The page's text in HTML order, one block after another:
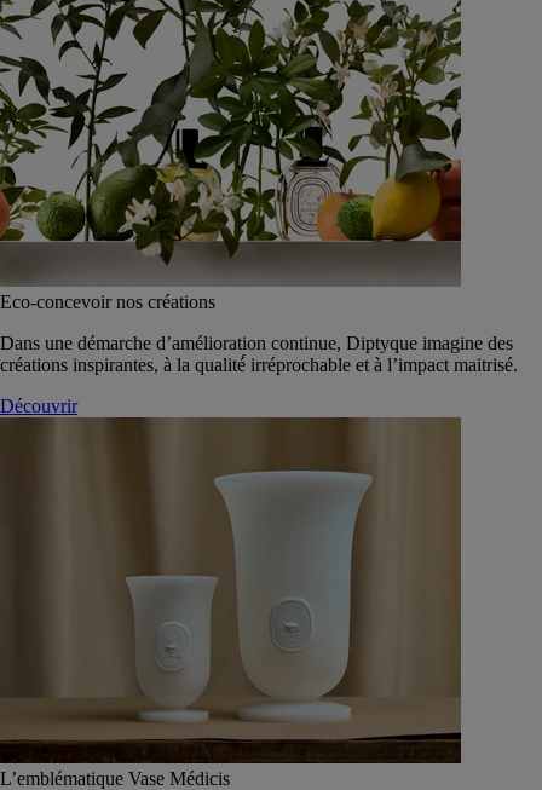
Eco-concevoir nos créations
Dans une démarche d’amélioration continue, Diptyque imagine des
créations inspirantes, à la qualité́ irréprochable et à l’impact maitrisé.
Découvrir
L’emblématique Vase Médicis